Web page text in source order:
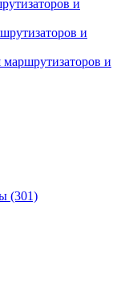
и
и
и
(301)